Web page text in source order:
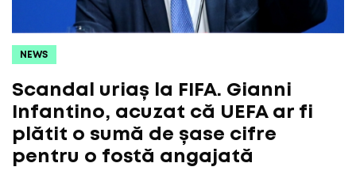
NEWS
Scandal uriaș la FIFA. Gianni
Infantino, acuzat că UEFA ar fi
plătit o sumă de șase cifre
pentru o fostă angajată